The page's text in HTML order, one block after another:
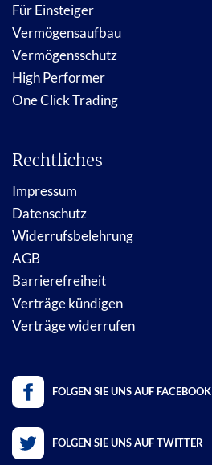
Für Einsteiger
Vermögensaufbau
Vermögensschutz
High Performer
One Click Trading
Rechtliches
Impressum
Datenschutz
Widerrufsbelehrung
AGB
Barrierefreiheit
Verträge kündigen
Verträge widerrufen
FOLGEN SIE UNS AUF FACEBOOK
FOLGEN SIE UNS AUF TWITTER